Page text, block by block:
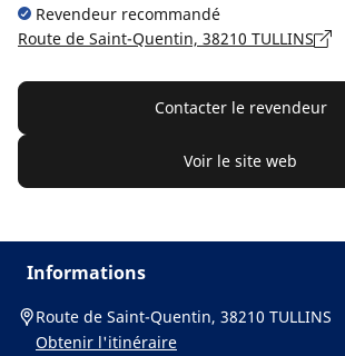
Revendeur recommandé
Route de Saint-Quentin, 38210 TULLINS
Contacter le revendeur
Voir le site web
Informations
Route de Saint-Quentin, 38210 TULLINS
Obtenir l'itinéraire